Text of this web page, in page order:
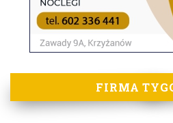
FIRMA